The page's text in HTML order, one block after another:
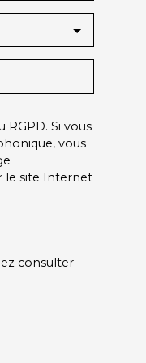
Si vous
vous
le site Internet
consulter